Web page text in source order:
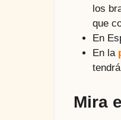
los
que
En
En la
Mira